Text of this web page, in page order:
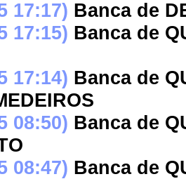
17:17) Banca de
17:15) Banca de
17:14) Banca de
08:50) Banca de
08:47) Banca de